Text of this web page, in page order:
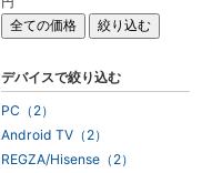
デバイスで絞り込む
PC（2）
Android TV（2）
REGZA/Hisense（2）